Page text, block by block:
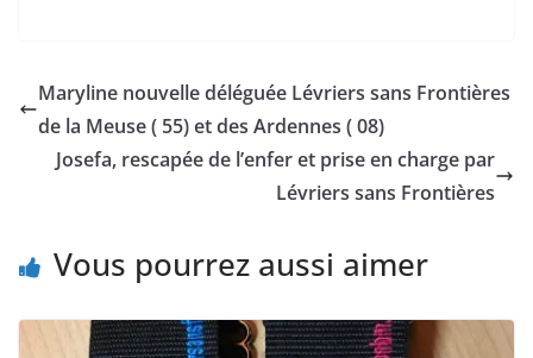
Maryline nouvelle déléguée Lévriers sans Frontières
de la Meuse ( 55) et des Ardennes ( 08)
Josefa, rescapée de l’enfer et prise en charge par
Lévriers sans Frontières
Vous pourrez aussi aimer